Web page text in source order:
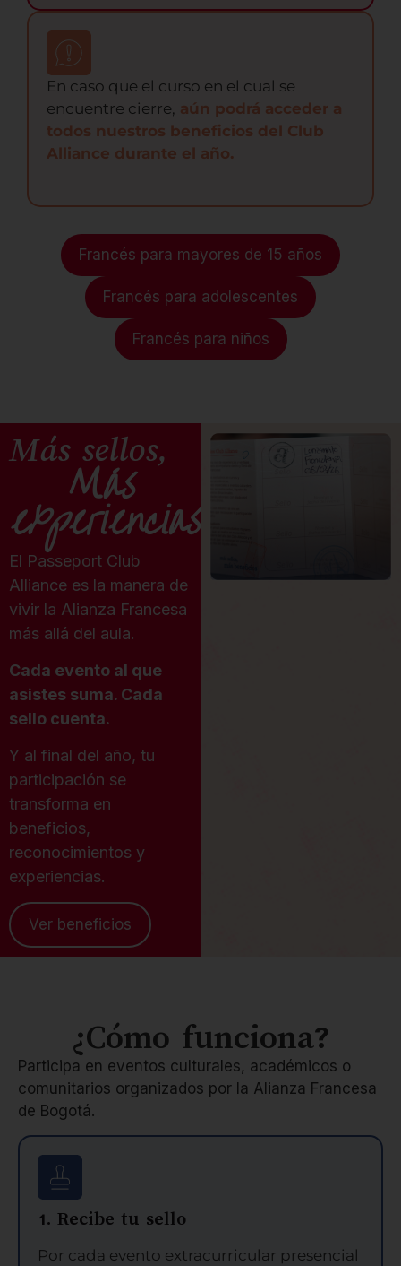
En caso que el curso en el cual se
encuentre cierre, aún podrá acceder a
todos nuestros beneficios del Club
Alliance durante el año.
Francés para mayores de 15 años
Francés para adolescentes
Francés para niños
Más sellos,
Más
experiencias
El Passeport Club
Alliance es la manera de
vivir la Alianza Francesa
más allá del aula.
Cada evento al que
asistes suma. Cada
sello cuenta.
Y al final del año, tu
participación se
transforma en
beneficios,
reconocimientos y
experiencias.
Ver beneficios
¿Cómo funciona?
Participa en eventos culturales, académicos o
comunitarios organizados por la Alianza Francesa
de Bogotá.
1. Recibe tu sello
Por cada evento extracurricular presencial